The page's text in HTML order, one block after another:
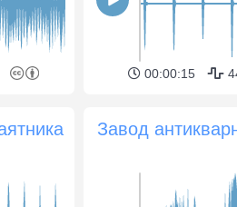
00:00:15